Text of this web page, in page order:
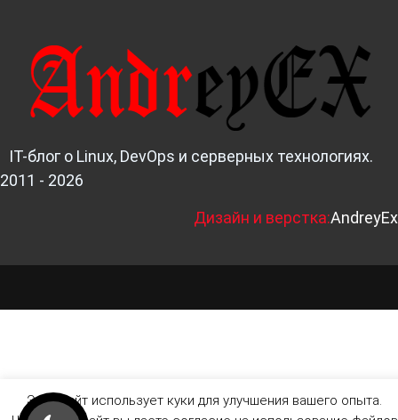
IT-блог о Linux, DevOps и серверных технологиях.
2011 - 2026
Дизайн и верстка:AndreyEx
Этот сайт использует куки для улучшения вашего опыта.